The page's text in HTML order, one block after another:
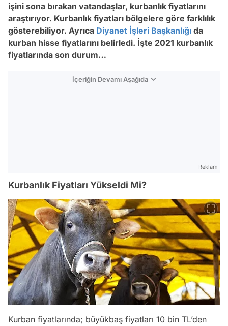
işini sona bırakan vatandaşlar, kurbanlık fiyatlarını
araştırıyor. Kurbanlık fiyatları bölgelere göre farklılık
gösterebiliyor. Ayrıca Diyanet İşleri Başkanlığı da
kurban hisse fiyatlarını belirledi. İşte 2021 kurbanlık
fiyatlarında son durum…
İçeriğin Devamı Aşağıda
Reklam
Kurbanlık Fiyatları Yükseldi Mi?
Kurban fiyatlarında; büyükbaş fiyatları 10 bin TL’den